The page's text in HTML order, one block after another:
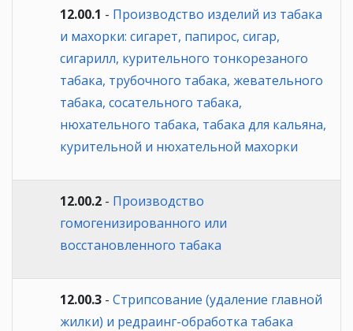
12.00.1 - Производство изделий из табака
и махорки: сигарет, папирос, сигар,
сигарилл, курительного тонкорезаного
табака, трубочного табака, жевательного
табака, сосательного табака,
нюхательного табака, табака для кальяна,
курительной и нюхательной махорки
12.00.2 - Производство
гомогенизированного или
восстановленного табака
12.00.3 - Стрипсование (удаление главной
жилки) и редраинг-обработка табака